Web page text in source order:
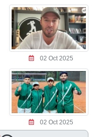
02 Oct 2025
02 Oct 2025